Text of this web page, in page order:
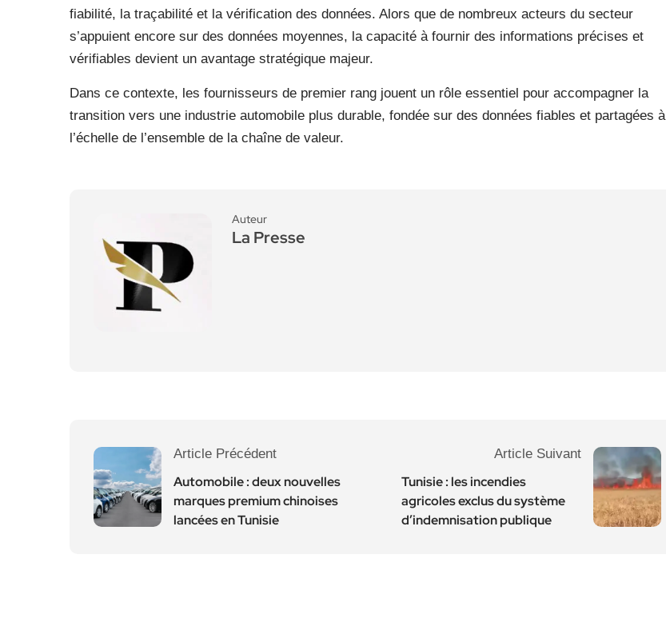
fiabilité, la traçabilité et la vérification des données. Alors que de nombreux acteurs du secteur
s’appuient encore sur des données moyennes, la capacité à fournir des informations précises et
vérifiables devient un avantage stratégique majeur.
Dans ce contexte, les fournisseurs de premier rang jouent un rôle essentiel pour accompagner la
transition vers une industrie automobile plus durable, fondée sur des données fiables et partagées à
l’échelle de l’ensemble de la chaîne de valeur.
Auteur
La Presse
Article Précédent
Automobile : deux nouvelles
marques premium chinoises
lancées en Tunisie
Article Suivant
Tunisie : les incendies
agricoles exclus du système
d’indemnisation publique